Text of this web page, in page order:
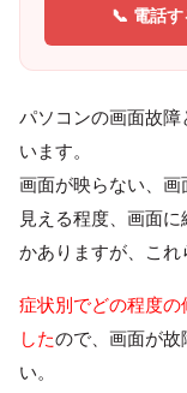
📞 電話す
パソコンの画面故
います。
画面が映らない、
見える程度、画面
かありますが、これ
症状別でどの程度
したので、画面が故
い。